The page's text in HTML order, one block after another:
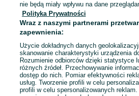
Mapa miejscowości
Mapa ministron
Popularne wyszukiwania
nie będą miały wpływu na dane
Polityka Prywatności
Wraz z naszymi partnerami
zapewnienia:
Użycie dokładnych danych
skanowanie charakterystyki urządzenia
Rozumienie odbiorców dzięki statystyce
różnych źródeł. Przechowywanie
dostęp do nich. Pomiar efektywności
usług. Tworzenie profili w celu
profili w celu spersonalizowanych